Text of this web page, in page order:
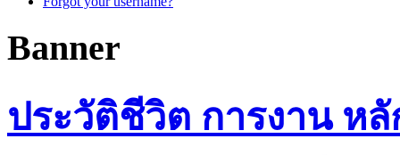
Banner
ประวัติชีวิต การงาน ห